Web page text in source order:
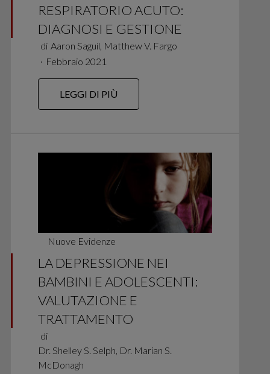
RESPIRATORIO ACUTO:
DIAGNOSI E GESTIONE
di Aaron Saguil, Matthew V. Fargo
∙ Febbraio 2021
LEGGI DI PIÙ
Nuove Evidenze
LA DEPRESSIONE NEI
BAMBINI E ADOLESCENTI:
VALUTAZIONE E
TRATTAMENTO
di
Dr. Shelley S. Selph, Dr. Marian S.
McDonagh